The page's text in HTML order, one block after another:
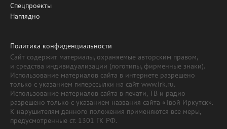
Спецпроекты
Наглядно
Политика конфиденциальности
Сайт содержит материалы, охраняемые авторским правом,
и средства индивидуализации (логотипы, фирменные знаки).
Использование материалов сайта в интернете разрешено
только с указанием гиперссылки на сайт www.irk.ru.
Использование материалов сайта в печати, ТВ и радио
разрешено только с указанием названия сайта «Твой Иркутск».
К нарушителям данного положения применяются все меры,
предусмотренные ст. 1301 ГК РФ.